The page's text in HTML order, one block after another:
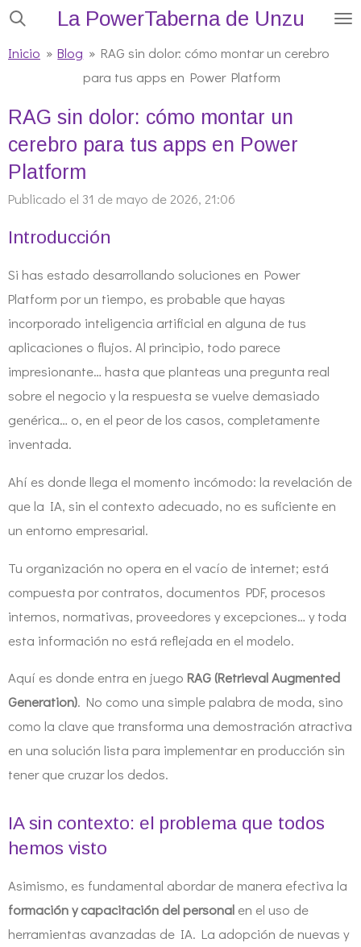
Ir
La PowerTaberna de Unzu
Inicio » Blog » RAG sin dolor: cómo montar un cerebro
para tus apps en Power Platform
RAG sin dolor: cómo montar un
cerebro para tus apps en Power
Platform
Publicado el 31 de mayo de 2026, 21:06
Introducción
Si has estado desarrollando soluciones en Power
Platform por un tiempo, es probable que hayas
incorporado inteligencia artificial en alguna de tus
aplicaciones o flujos. Al principio, todo parece
impresionante… hasta que planteas una pregunta real
sobre el negocio y la respuesta se vuelve demasiado
genérica… o, en el peor de los casos, completamente
inventada.
Ahí es donde llega el momento incómodo: la revelación de
que la IA, sin el contexto adecuado, no es suficiente en
un entorno empresarial.
Tu organización no opera en el vacío de internet; está
compuesta por contratos, documentos PDF, procesos
internos, normativas, proveedores y excepciones… y toda
esta información no está reflejada en el modelo.
Aquí es donde entra en juego RAG (Retrieval Augmented
Generation). No como una simple palabra de moda, sino
como la clave que transforma una demostración atractiva
en una solución lista para implementar en producción sin
tener que cruzar los dedos.
IA sin contexto: el problema que todos
hemos visto
Asimismo, es fundamental abordar de manera efectiva la
formación y capacitación del personal en el uso de
herramientas avanzadas de IA. La adopción de nuevas y